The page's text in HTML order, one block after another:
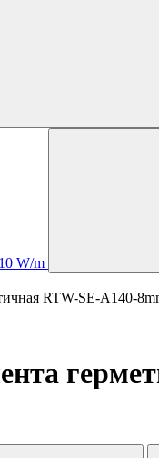
W/m
RTW-SE-A140-